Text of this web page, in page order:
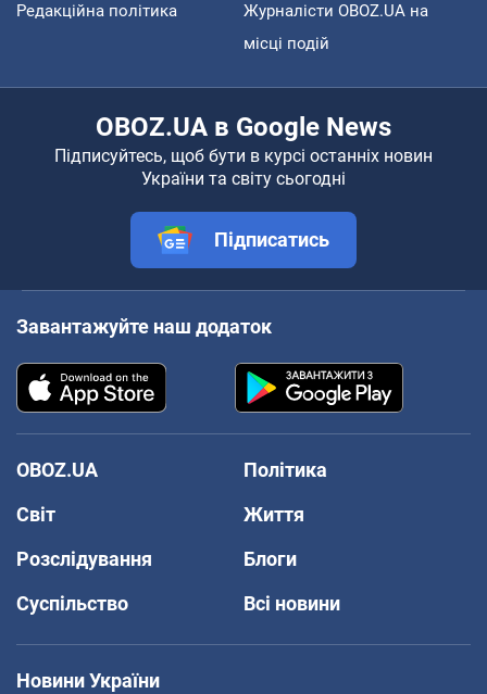
Редакційна політика
Журналісти OBOZ.UA на
місці подій
OBOZ.UA в Google News
Підписуйтесь, щоб бути в курсі останніх новин
України та світу сьогодні
Підписатись
Завантажуйте наш додаток
OBOZ.UA
Політика
Світ
Життя
Розслідування
Блоги
Суспільство
Всі новини
Новини України